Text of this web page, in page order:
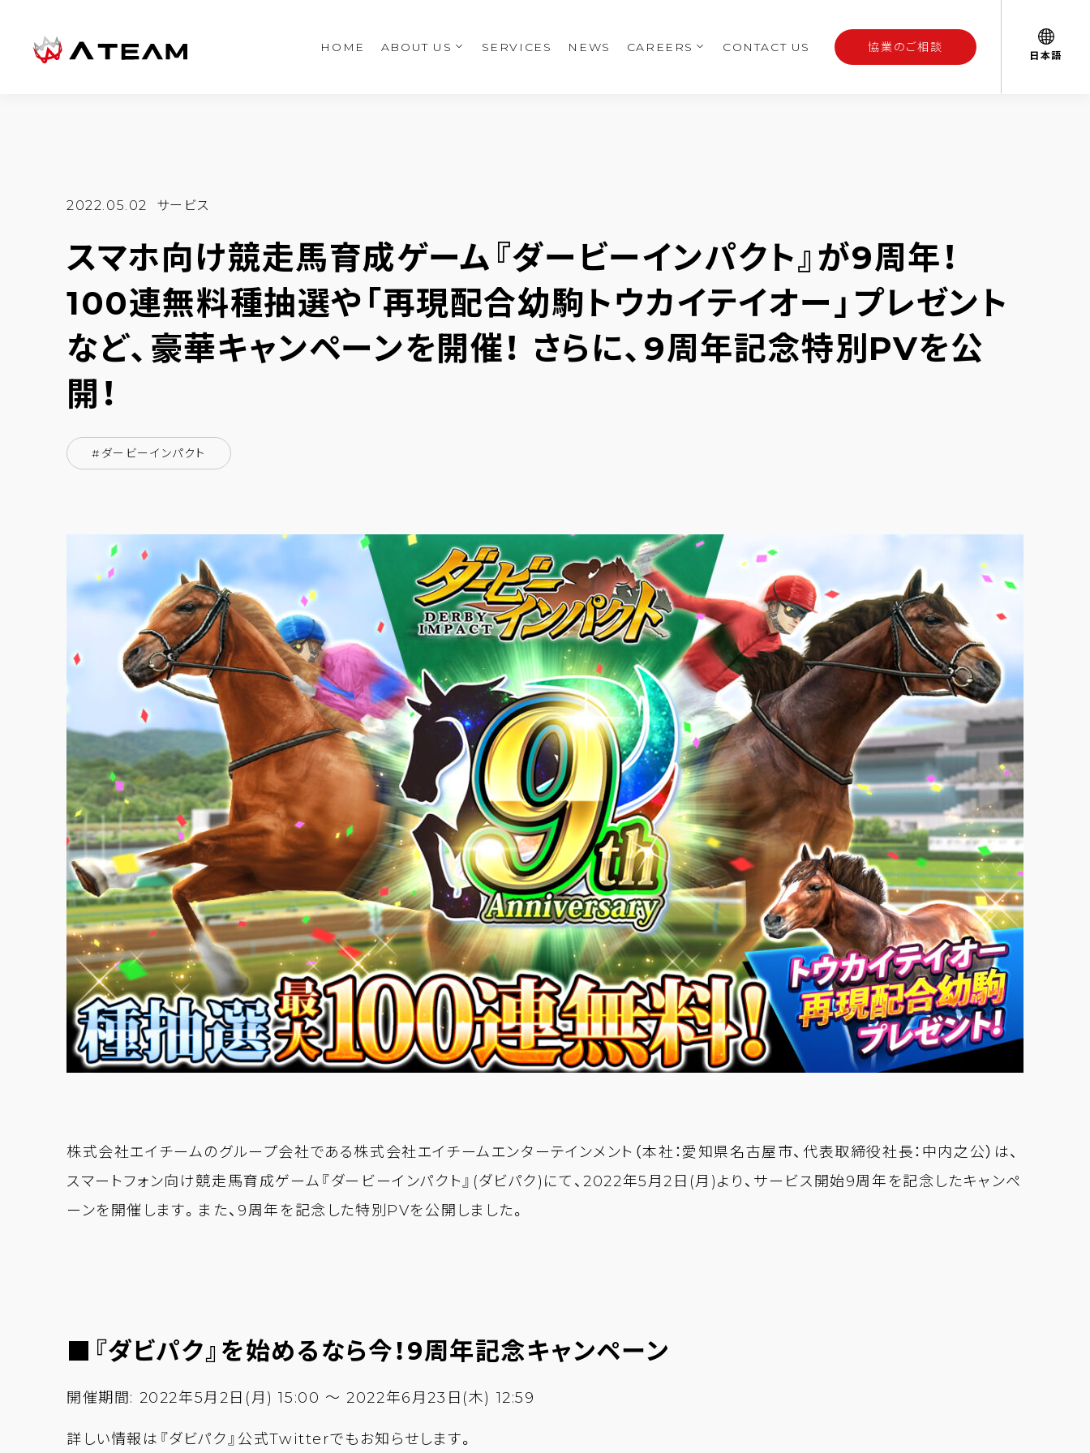
日本語
HOME ABOUT US SERVICES NEWS CAREERS CONTACT US 協業のご相談
2022.05.02 サービス
スマホ向け競走馬育成ゲーム『ダービーインパクト』が9周年！
100連無料種抽選や「再現配合幼駒トウカイテイオー」プレゼント
など、豪華キャンペーンを開催！ さらに、9周年記念特別PVを公
開！
#ダービーインパクト
株式会社エイチームのグループ会社である株式会社エイチームエンターテインメント（本社：愛知県名古屋市、代表取締役社長：中内之公）は、
スマートフォン向け競走馬育成ゲーム『ダービーインパクト』(ダビパク)にて、2022年5月2日(月)より、サービス開始9周年を記念したキャンペ
ーンを開催します。また、9周年を記念した特別PVを公開しました。
■『ダビパク』を始めるなら今！9周年記念キャンペーン
開催期間: 2022年5月2日(月) 15:00 ～ 2022年6月23日(木) 12:59
詳しい情報は『ダビパク』公式Twitterでもお知らせします。